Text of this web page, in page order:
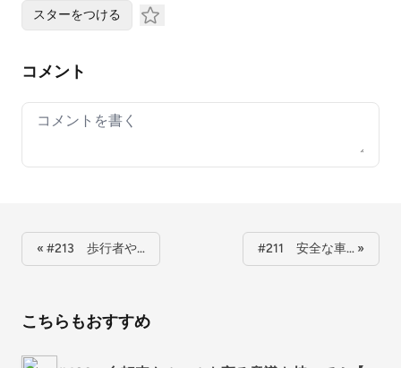
スターをつける
コメント
Your comment
« #213 歩行者や… #211 安全な車… »
こちらもおすすめ